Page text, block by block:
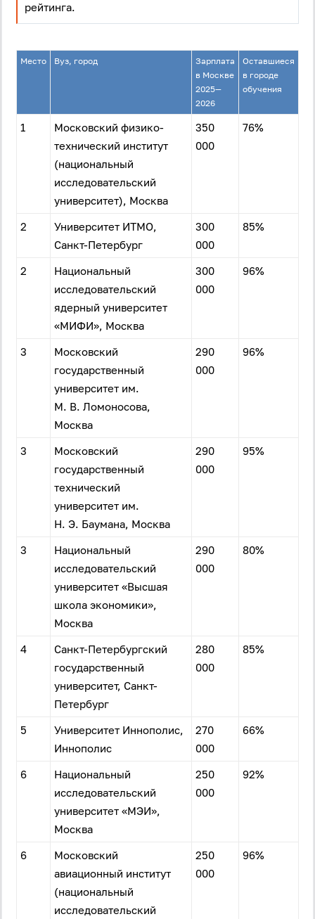
рейтинга.
Место Вуз, город
Зарплата
в Москве
2025—
2026
Оставшиеся
в городе
обучения
1
Московский физико-
технический институт
(национальный
исследовательский
университет), Москва
350
000
76%
2
Университет ИТМО,
Санкт-Петербург
300
000
85%
2
Национальный
исследовательский
ядерный университет
«МИФИ», Москва
300
000
96%
3
Московский
государственный
университет им.
М. В. Ломоносова,
Москва
290
000
96%
3
Московский
государственный
технический
университет им.
Н. Э. Баумана, Москва
290
000
95%
3
Национальный
исследовательский
университет «Высшая
школа экономики»,
Москва
290
000
80%
4
Санкт-Петербургский
государственный
университет, Санкт-
Петербург
280
000
85%
5
Университет Иннополис,
Иннополис
270
000
66%
6
Национальный
исследовательский
университет «МЭИ»,
Москва
250
000
92%
6
Московский
авиационный институт
(национальный
исследовательский
250
000
96%